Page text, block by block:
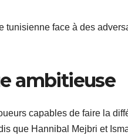
tunisienne face à des
ambitieuse
capables de faire la
que Hannibal Mejbri et